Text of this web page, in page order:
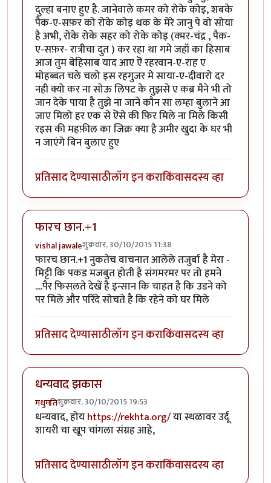
दुल्हा बनाए हुए है. जानेवाले कमर को रोके कोइ, शबके
पैक-ए-सफ़र को रोके कोइ थक के मेरे जानु पे वो सोया
है अभी, रोके रोके सहर को रोके कोइ (क्मर-चंद्र , पैक-
ए-सफ़र- रात्रीचा दुत ) कर रहा था गमे जहॉ का हिसाब
आज तुम बेहिसाब याद आए ऎ रहरवान-ए-राह ए
मोहब्बत चले चलो इस रहगुजर मे साया-ए-दीवारो दर
नही क्यो कर ना सोऊ लिपट के तुझसे ए कब्र मैने भी तो
जान देके पाया है तुझे ना जाने कौन सा लम्हा बुलाने आ
जाए मिलो हर एक से ऎसे की फ़िर मिले ना मिले किसी
रइस की महफ़ील का जिक्र क्या है अमीर खुदा के घर भी
न जाएंगे बिन बुलाए हुए
प्रतिसाद देण्यासाठीलॉग इन कराकिंवासदस्य व्हा
फारच छान.+1
vishal jawaleशुक्रवार, 30/10/2015 11:38
फारच छान.+1 नुकतेच वाचनात आलेले तजुर्बा है मेरा -
मिट्टी कि पकड मजबुत होती है संगमरमर पर तो हमने
....पैर फिसलते देखें है इन्सान कि चाहत है कि उडने को
पर मिले और परिंदे सोचते है कि रहेने को घर मिले
प्रतिसाद देण्यासाठीलॉग इन कराकिंवासदस्य व्हा
धन्यवाद झकास
मधुमतिशुक्रवार, 30/10/2015 19:53
धन्यवाद, होयhttps://rekhta.org/या स्थळावर उर्दू
शायरी चा खूप चांगला संग्रह आहे,
प्रतिसाद देण्यासाठीलॉग इन कराकिंवासदस्य व्हा